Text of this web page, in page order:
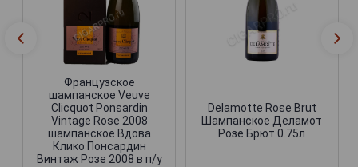
Французское
шампанское Veuve
Clicquot Ponsardin
Vintage Rose 2008
шампанское Вдова
Клико Понсардин
Винтаж Розе 2008 в п/у
Delamotte Rose Brut
Шампанское Деламот
Розе Брют 0.75л